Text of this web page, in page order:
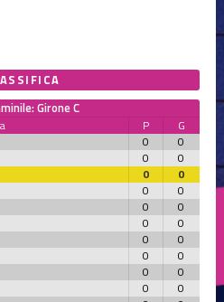
Girone C
P
G
0
0
0
0
0
0
0
0
0
0
0
0
0
0
0
0
0
0
0
0